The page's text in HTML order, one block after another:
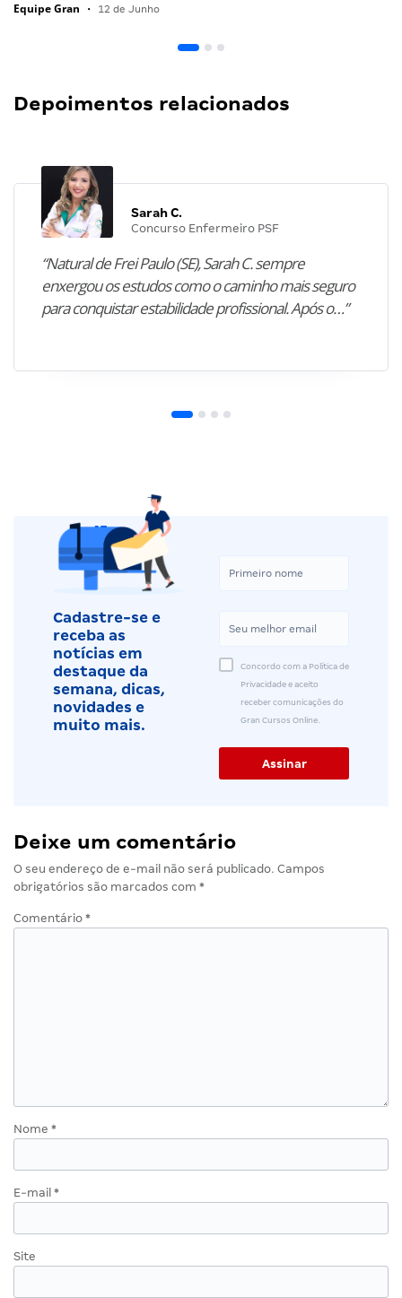
Equipe Gran • 12 de Junho
Depoimentos relacionados
Sarah C.
Concurso Enfermeiro PSF
“Natural de Frei Paulo (SE), Sarah C. sempre
enxergou os estudos como o caminho mais seguro
para conquistar estabilidade profissional. Após o…”
Cadastre-se e
receba as
notícias em
destaque da
semana, dicas,
novidades e
muito mais.
Concordo com a Política de
Privacidade e aceito
receber comunicações do
Gran Cursos Online.
Deixe um comentário
O seu endereço de e-mail não será publicado. Campos
obrigatórios são marcados com *
Comentário *
Nome *
E-mail *
Site